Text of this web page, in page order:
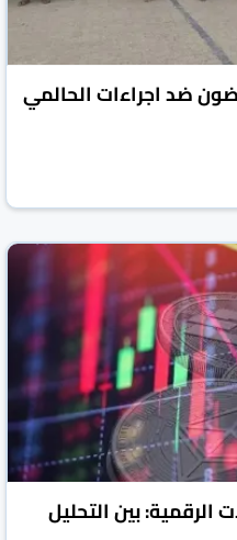
ضد اجراءات الحالمي
بين التحليل